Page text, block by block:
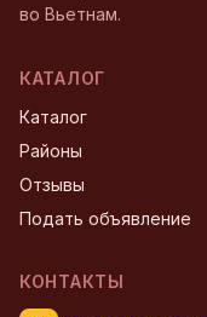
во Вьетнам.
КАТАЛОГ
Каталог
Районы
Отзывы
Подать объявление
КОНТАКТЫ